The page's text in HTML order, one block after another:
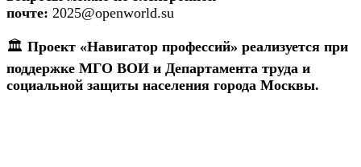
почте: 2025@openworld.su
🏛 Проект «Навигатор профессий» реализуется при
поддержке МГО ВОИ и Департамента труда и
социальной защиты населения города Москвы.